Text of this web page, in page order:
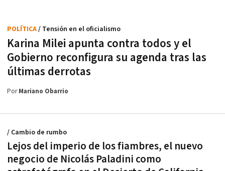
Karina Milei apunta contra todos y el
Gobierno reconfigura su agenda tras las
últimas derrotas
POLÍTICA/ Tensión en el oficialismo
PorMariano Obarrio
Lejos del imperio de los fiambres, el nuevo
negocio de Nicolás Paladini como
/ Cambio de rumbo